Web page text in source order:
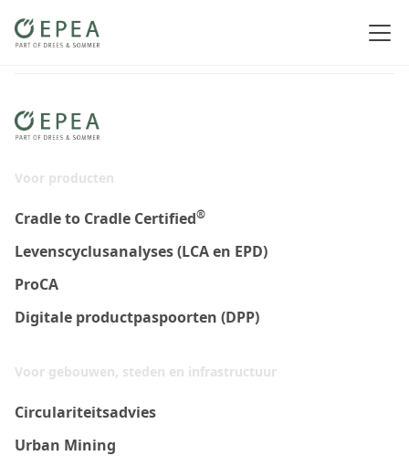
Voor producten
Cradle to Cradle Certified®
Levenscyclusanalyses (LCA en EPD)
ProCA
Digitale productpaspoorten (DPP)
Voor gebouwen, steden en infrastructuur
Circulariteitsadvies
Urban Mining